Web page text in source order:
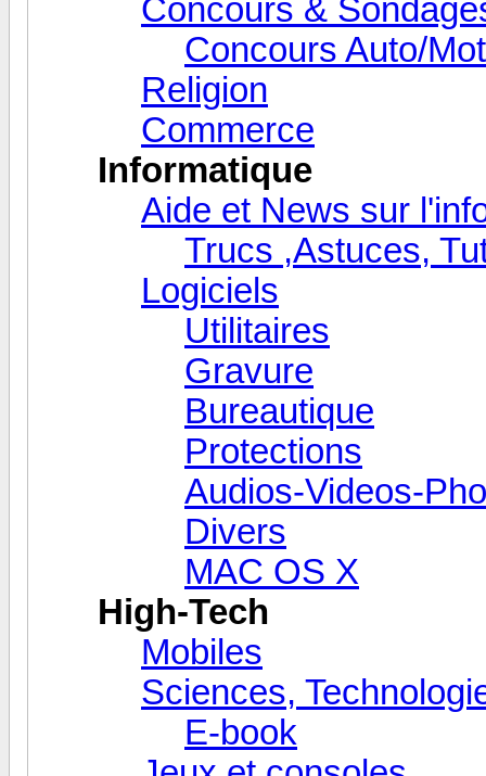
Concours &
Concours Auto/
Religion
Commerce
Informatique
Aide et News sur
Trucs ,Astuces,
Logiciels
Utilitaires
Gravure
Bureautique
Protections
Audios-Videos-
Divers
MAC OS X
High-Tech
Mobiles
Sciences,
E-book